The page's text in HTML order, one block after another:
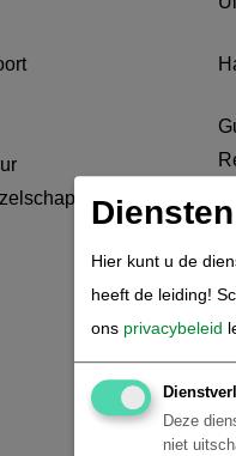
tijdens de reis
Hier kunt u de
heeft de leiding!
ons privacybeleid
Deze
niet